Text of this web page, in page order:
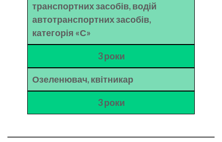
транспортних засобів, водій
автотранспортних засобів,
категорія «С»
3 роки
Озеленювач, квітникар
3 роки